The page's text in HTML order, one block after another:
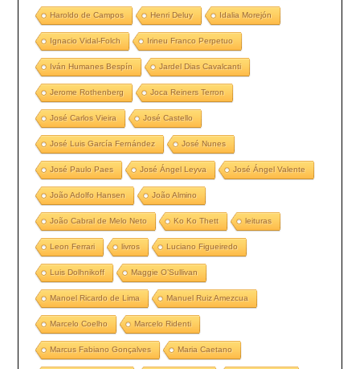
Haroldo de Campos Henri Deluy Idalia Morejón
Ignacio Vidal-Folch Irineu Franco Perpetuo
Iván Humanes Bespín Jardel Dias Cavalcanti
Jerome Rothenberg Joca Reiners Terron
José Carlos Vieira José Castello
José Luis García Fernández José Nunes
José Paulo Paes José Ángel Leyva José Ángel Valente
João Adolfo Hansen João Almino
João Cabral de Melo Neto Ko Ko Thett leituras
Leon Ferrari livros Luciano Figueiredo
Luis Dolhnikoff Maggie O’Sullivan
Manoel Ricardo de Lima Manuel Ruiz Amezcua
Marcelo Coelho Marcelo Ridenti
Marcus Fabiano Gonçalves Maria Caetano